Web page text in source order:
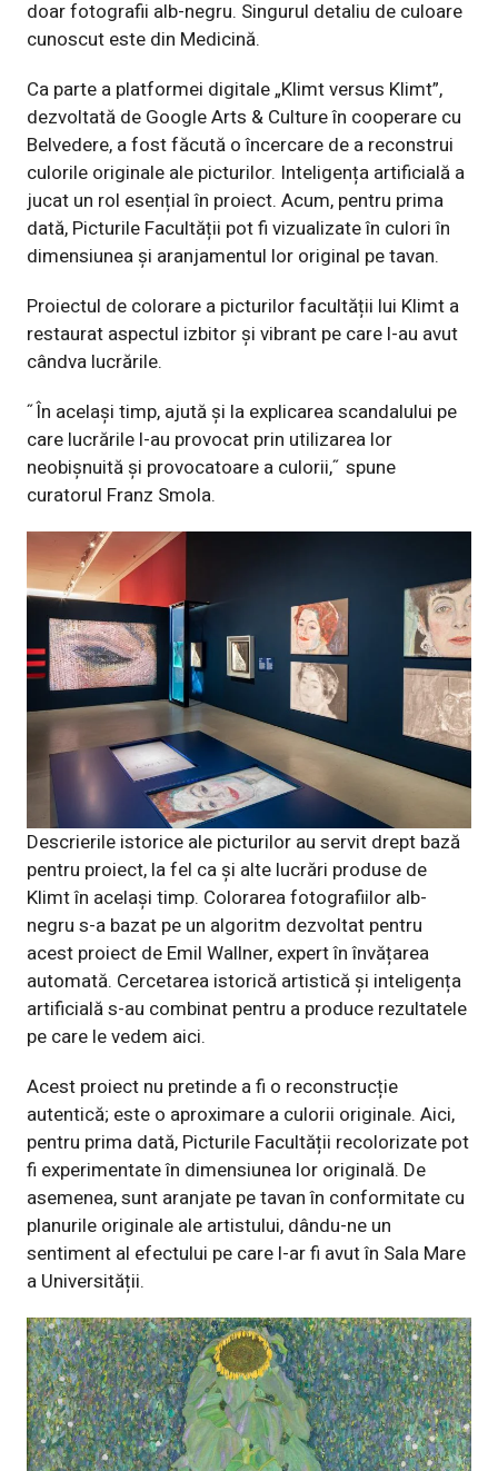
doar fotografii alb-negru. Singurul detaliu de culoare
cunoscut este din Medicină.
Ca parte a platformei digitale „Klimt versus Klimt”,
dezvoltată de Google Arts & Culture în cooperare cu
Belvedere, a fost făcută o încercare de a reconstrui
culorile originale ale picturilor. Inteligența artificială a
jucat un rol esențial în proiect. Acum, pentru prima
dată, Picturile Facultății pot fi vizualizate în culori în
dimensiunea și aranjamentul lor original pe tavan.
Proiectul de colorare a picturilor facultății lui Klimt a
restaurat aspectul izbitor și vibrant pe care l-au avut
cândva lucrările.
˝În același timp, ajută și la explicarea scandalului pe
care lucrările l-au provocat prin utilizarea lor
neobișnuită și provocatoare a culorii,˝ spune
curatorul Franz Smola.
Descrierile istorice ale picturilor au servit drept bază
pentru proiect, la fel ca și alte lucrări produse de
Klimt în același timp. Colorarea fotografiilor alb-
negru s-a bazat pe un algoritm dezvoltat pentru
acest proiect de Emil Wallner, expert în învățarea
automată. Cercetarea istorică artistică și inteligența
artificială s-au combinat pentru a produce rezultatele
pe care le vedem aici.
Acest proiect nu pretinde a fi o reconstrucție
autentică; este o aproximare a culorii originale. Aici,
pentru prima dată, Picturile Facultății recolorizate pot
fi experimentate în dimensiunea lor originală. De
asemenea, sunt aranjate pe tavan în conformitate cu
planurile originale ale artistului, dându-ne un
sentiment al efectului pe care l-ar fi avut în Sala Mare
a Universității.